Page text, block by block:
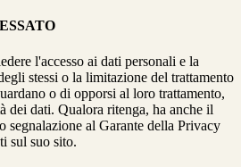
l'accesso ai dati personali e la
stessi o la limitazione del trattamento
o di opporsi al loro trattamento,
dei dati. Qualora ritenga, ha anche il
segnalazione al Garante della Privacy
sul suo sito.